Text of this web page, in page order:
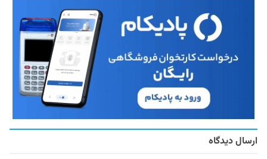
ارسال دیدگاه